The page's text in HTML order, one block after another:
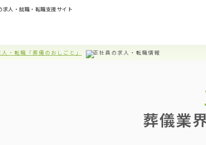
求人・就職・転職支援サイト
・転職「葬儀のおしごと」 正社員の求人・転職情報
葬儀業